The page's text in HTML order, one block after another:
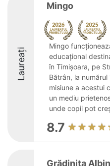
Laureați
Mingo
Mingo
educațional
în Timișoara, pe
Bătrân, la numărul
misiune a acestui
un mediu
unde copii pot
8.7
Grădinița